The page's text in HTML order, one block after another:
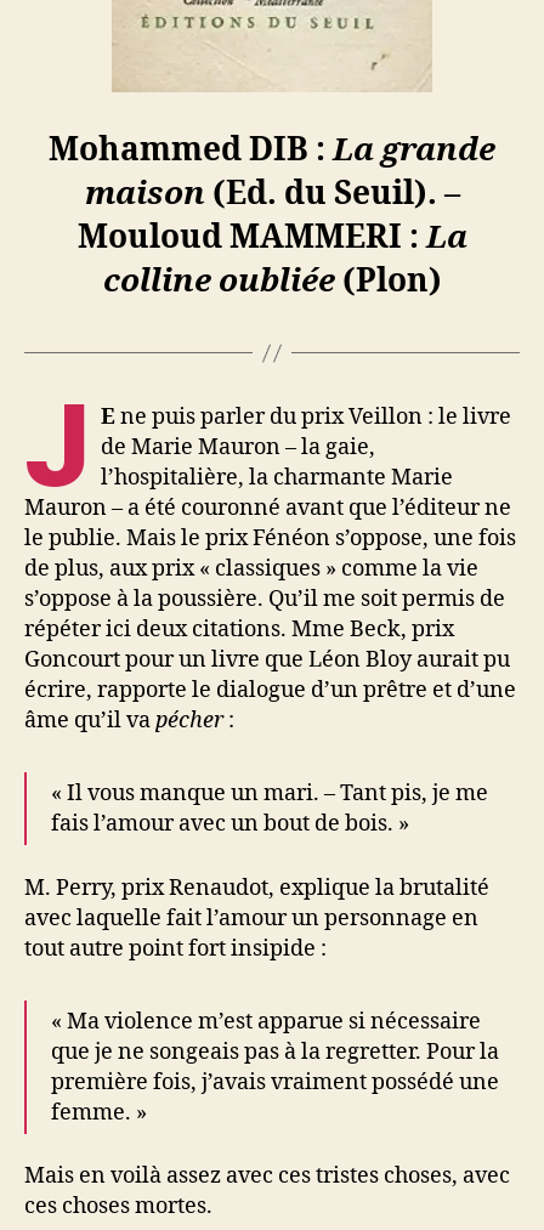
Mohammed DIB :La grande
maison (Ed. du Seuil). –
Mouloud MAMMERI :La
colline oubliée(Plon)
J Ene puis parler du prix Veillon : le livre
de Marie Mauron – la gaie,
l’hospitalière, la charmante Marie
Mauron – a été couronné avant que l’éditeur ne
le publie. Mais le prix Fénéon s’oppose, une fois
de plus, aux prix « classiques » comme la vie
s’oppose à la poussière. Qu’il me soit permis de
répéter ici deux citations. Mme Beck, prix
Goncourt pour un livre que Léon Bloy aurait pu
écrire, rapporte le dialogue d’un prêtre et d’une
âme qu’il vapécher:
« Il vous manque un mari. – Tant pis, je me
fais l’amour avec un bout de bois. »
M. Perry, prix Renaudot, explique la brutalité
avec laquelle fait l’amour un personnage en
tout autre point fort insipide :
« Ma violence m’est apparue si nécessaire
que je ne songeais pas à la regretter. Pour la
première fois, j’avais vraiment possédé une
femme. »
Mais en voilà assez avec ces tristes choses, avec
ces choses mortes.